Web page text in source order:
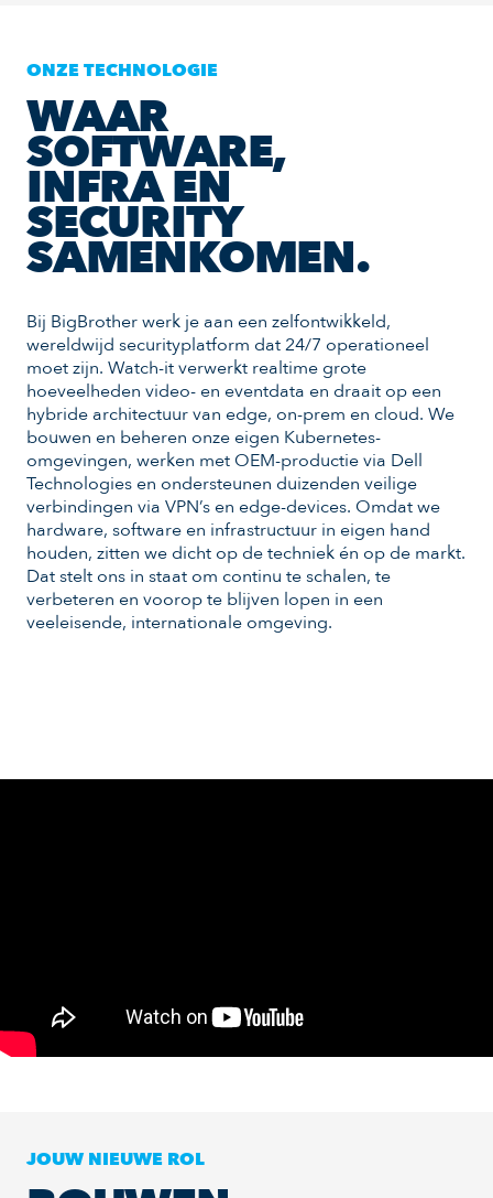
ONZE TECHNOLOGIE
WAAR
SOFTWARE,
INFRA EN
SECURITY
SAMENKOMEN.
Bij BigBrother werk je aan een zelfontwikkeld,
wereldwijd securityplatform dat 24/7 operationeel
moet zijn. Watch-it verwerkt realtime grote
hoeveelheden video- en eventdata en draait op een
hybride architectuur van edge, on-prem en cloud. We
bouwen en beheren onze eigen Kubernetes-
omgevingen, werken met OEM-productie via Dell
Technologies en ondersteunen duizenden veilige
verbindingen via VPN’s en edge-devices. Omdat we
hardware, software en infrastructuur in eigen hand
houden, zitten we dicht op de techniek én op de markt.
Dat stelt ons in staat om continu te schalen, te
verbeteren en voorop te blijven lopen in een
veeleisende, internationale omgeving.
JOUW NIEUWE ROL